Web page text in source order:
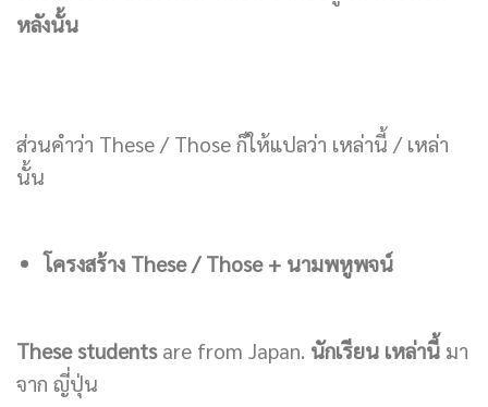
หลังนั้น
ส่วนคำว่า These / Those ก็ให้แปลว่า เหล่านี้ / เหล่า
นั้น
โครงสร้าง These / Those + นามพหูพจน์
These studentsare from Japan. นักเรียน เหล่านี้ มา
จาก ญี่ปุ่น